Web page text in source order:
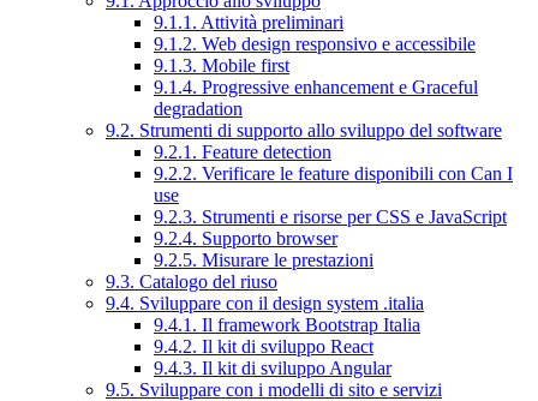
9.1.1. Attività preliminari
9.1.2. Web design responsivo e accessibile
9.1.3. Mobile first
9.1.4. Progressive enhancement e Graceful
degradation
9.2. Strumenti di supporto allo sviluppo del software
9.2.1. Feature detection
9.2.2. Verificare le feature disponibili con Can I
use
9.2.3. Strumenti e risorse per CSS e JavaScript
9.2.4. Supporto browser
9.2.5. Misurare le prestazioni
9.3. Catalogo del riuso
9.4. Sviluppare con il design system .italia
9.4.1. Il framework Bootstrap Italia
9.4.2. Il kit di sviluppo React
9.4.3. Il kit di sviluppo Angular
9.5. Sviluppare con i modelli di sito e servizi